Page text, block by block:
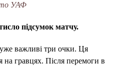
УАФ
підсумок матчу.
важливі три очки. Ця
на гравцях. Після перемоги в